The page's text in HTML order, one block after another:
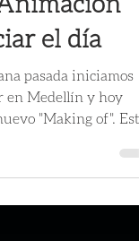
"Arriba
el día
pasada iniciamos
Medellín y hoy